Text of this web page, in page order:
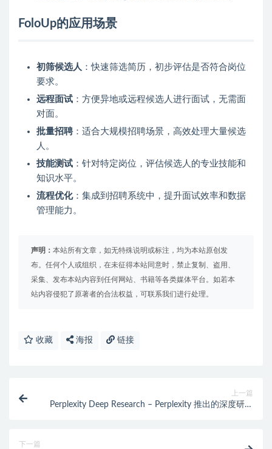
FoloUp的应用场景
初筛候选人 ：快速筛选简历，初步评估是否符合岗位
要求。
远程面试 ：方便异地或远程候选人进行面试，无需面
对面。
批量招聘：适合大规模招聘场景，高效处理大量候选
人。
技能测试 ：针对特定岗位，评估候选人的专业技能和
知识水平。
流程优化：集成到招聘系统中，提升面试效率和数据
管理能力。
声明： 本站所有文章，如无特殊说明或标注，均为本站原创发
布。任何个人或组织，在未征得本站同意时，禁止复制、盗用、
采集、发布本站内容到任何网站、书籍等各类媒体平台。如若本
站内容侵犯了原著者的合法权益，可联系我们进行处理。
收藏 海报 链接
上一篇
Perplexity Deep Research – Perplexity 推出的深度研究
下一篇